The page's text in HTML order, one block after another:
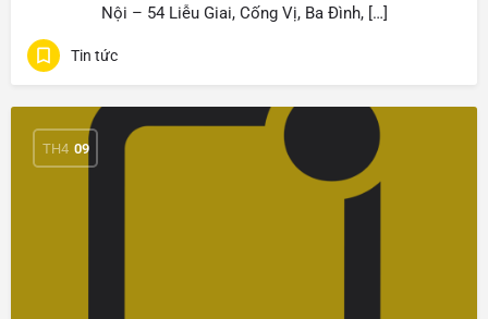
Nội – 54 Liễu Giai, Cống Vị, Ba Đình, […]
Tin tức
TH4 09